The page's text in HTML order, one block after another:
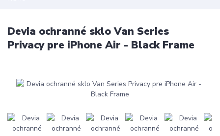
Devia ochranné sklo Van Series
Privacy pre iPhone Air - Black Frame